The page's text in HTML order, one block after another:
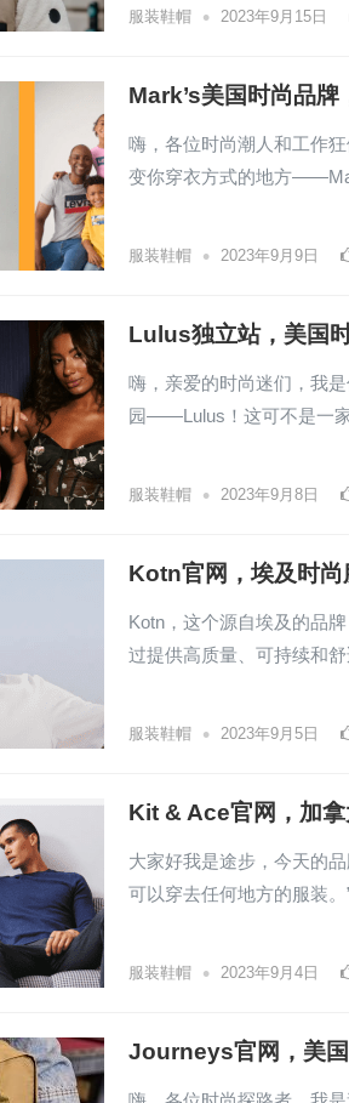
服装鞋帽 • 2023年9月15日
Mark’s美国时尚品
嗨，各位时尚潮人和工作
变你穿衣方式的地方
服装鞋帽 • 2023年9月9日
Lulus独立站，美国
嗨，亲爱的时尚迷们，我
园——Lulus！这可不是一
服装鞋帽 • 2023年9月8日
Kotn官网，埃及时尚
Kotn，这个源自埃及的品
过提供高质量、可持续和
服装鞋帽 • 2023年9月5日
Kit & Ace官网，加
大家好我是途步，今天的
可以穿去任何地方的服装
服装鞋帽 • 2023年9月4日
Journeys官网，美